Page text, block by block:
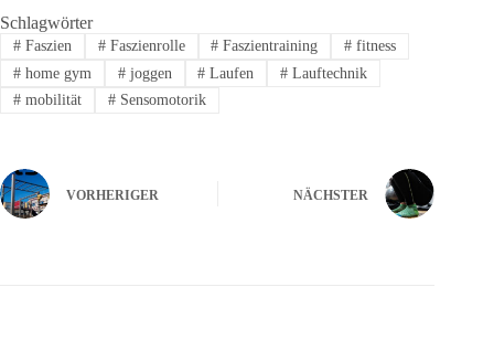
Schlagwörter
#Faszien #Faszienrolle # Faszientraining # fitness
#home gym #joggen # Laufen # Lauftechnik
#mobilität #Sensomotorik
VORHERIGER NÄCHSTER